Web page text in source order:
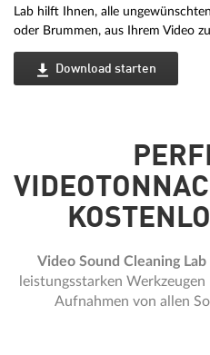
Lab hilft Ihnen, alle
oder Brummen, aus Ihrem Video
Download starten
Video Sound Cleaning
leistungsstarken
Aufnahmen von allen